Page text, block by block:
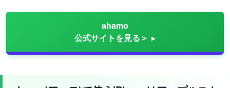
ahamo
公式サイトを見る＞